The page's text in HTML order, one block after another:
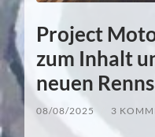
Project
zum Inhalt
neuen
08/08/2025 3